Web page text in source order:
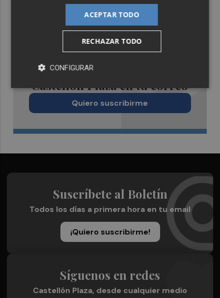
Recibe toda la actualidad de
Castellón Plaza en tu correo
Quiero suscribirme
Suscríbete al Boletín
Todos los días a primera hora en tu email
¡Quiero suscribirme!
Síguenos en redes
Castellón Plaza, desde cualquier medio
ACEPTAR TODO
RECHAZAR TODO
CONFIGURAR